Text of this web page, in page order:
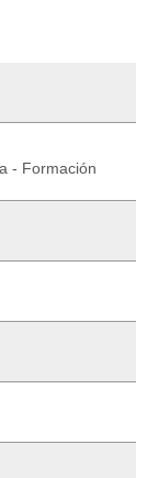
- Formación